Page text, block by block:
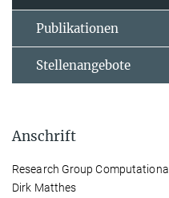
Publikationen
Stellenangebote
Anschrift
Research Group
Dirk Matthes